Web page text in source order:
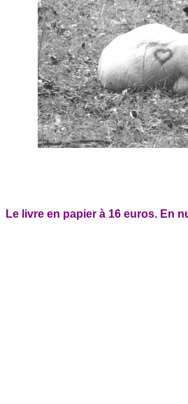
Le livre en papier à 16 euros. En